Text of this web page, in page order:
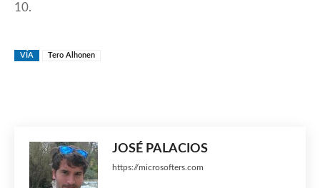
10.
VÍA Tero Alhonen
JOSÉ PALACIOS
https://microsofters.com